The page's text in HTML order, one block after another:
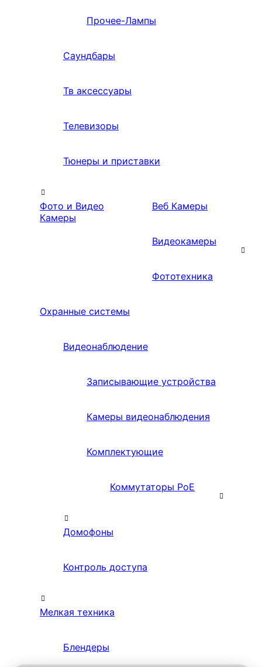
Прочее-Лампы
Саундбары
Тв аксессуары
Телевизоры
Тюнеры и приставки
Фото и Видео
Камеры
Веб Камеры
Видеокамеры
Фототехника
Охранные системы
Видеонаблюдение
Записывающие устройства
Камеры видеонаблюдения
Комплектующие
Коммутаторы PoE
Домофоны
Контроль доступа
Мелкая техника
Блендеры